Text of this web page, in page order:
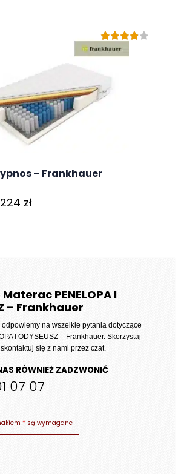
239 zł
– Frankhauer
Oceniono
złZakres
2
224 zł
PENELOPA I
– Frankhauer
na wszelkie pytania dotyczące
I ODYSEUSZ – Frankhauer. Skorzystaj
się z nami przez czat.
RÓWNIEŻ ZADZWONIĆ
07 07
* są wymagane